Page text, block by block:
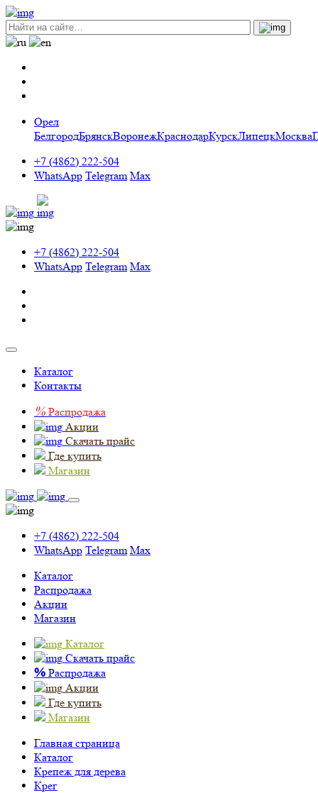
Орел
БелгородБрянскВоронежКраснодарКурскЛипецкМосква
+7 (4862) 222-504
WhatsApp Telegram Max
+7 (4862) 222-504
WhatsApp Telegram Max
Каталог
Контакты
% Распродажа
Акции
Скачать прайс
Где купить
Магазин
+7 (4862) 222-504
WhatsApp Telegram Max
Каталог
Распродажа
Акции
Магазин
Каталог
Скачать прайс
% Распродажа
Акции
Где купить
Магазин
Главная страница
Каталог
Крепеж для дерева
Крег